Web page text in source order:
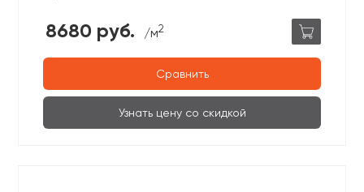
8680 руб. /м2
Сравнить
Узнать цену со скидкой